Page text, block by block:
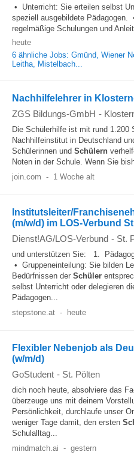
• Unterricht: Sie erteilen selbst
speziell ausgebildete
regelmäßige Schulungen und
heute
6 ähnliche Jobs: Gmünd, Wiener
Leitha, Mistelbach...
Nachhilfelehrer in
ZGS Bildungs-GmbH -
Die Schülerhilfe ist mit rund 1.200
Nachhilfeinstitut in Deutschland
Schülerinnen und Schülern
Noten in der Schule. Wenn Sie
join.com - 1 Woche alt
Institutsleiter/
(m/w/d) im LOS-Verbund
Dienst!AG/LOS-Verbund - St.
und unterstützen Sie: 1.
• Gruppeneinteilung: Sie bilden
Bedürfnissen der Schüler
selbst Unterricht oder delegieren
Pädagogen...
stepstone.at - heute
Flexibler Nebenjob als
(w/m/d)
GoStudent - St. Pölten
dich noch heute, absolviere das
überzeuge uns mit deinem
Persönlichkeit, durchlaufe unser
weniger Tage damit, den ersten
Schulalltag...
mindmatch.ai - gestern